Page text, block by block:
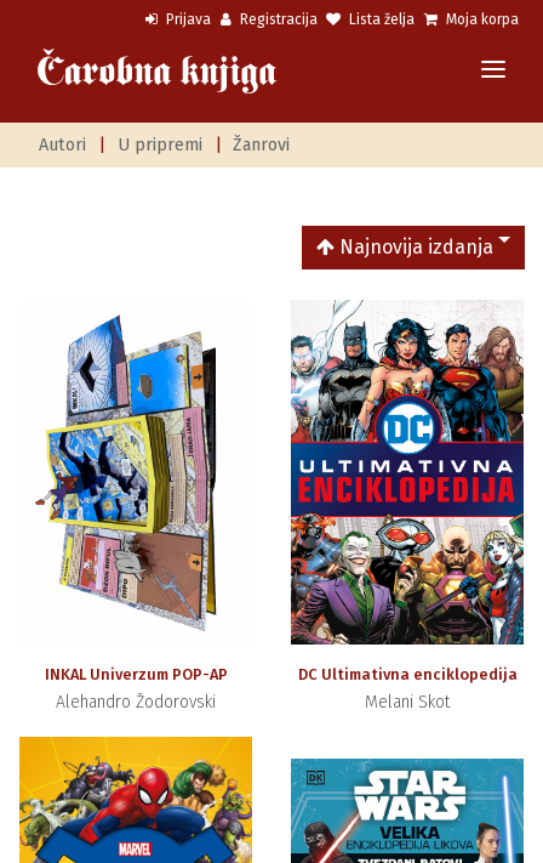
Prijava Registracija Lista želja Moja korpa
Autori U pripremi Žanrovi
Najnovija izdanja
INKAL Univerzum POP-AP
Alehandro Žodorovski
DC Ultimativna enciklopedija
Melani Skot